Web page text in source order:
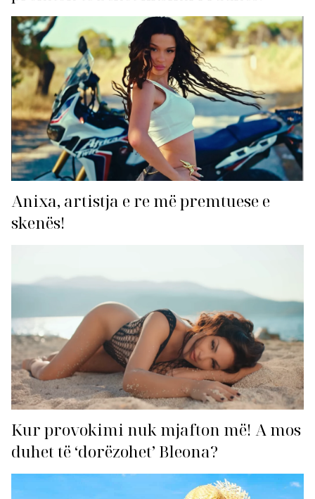
Anixa, artistja e re më premtuese e
skenës!
Kur provokimi nuk mjafton më! A mos
duhet të ‘dorëzohet’ Bleona?